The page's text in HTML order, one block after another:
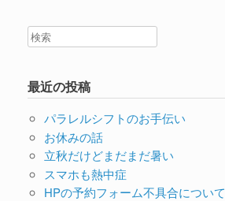
最近の投稿
パラレルシフトのお手伝い
お休みの話
立秋だけどまだまだ暑い
スマホも熱中症
HPの予約フォーム不具合について